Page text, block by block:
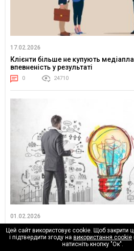
17.02.2026
Клієнти більше не купують
впевненість у результаті
0 24710
01.02.2026
Від “оптимізації реклами” до
логіка маркетингу
4628
Цей сайт використовує cookie. Щоб закрити
і підтвердити згоду на використання cookie
натисніть кнопку "Ок".